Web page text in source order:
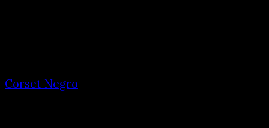
Corset Negro